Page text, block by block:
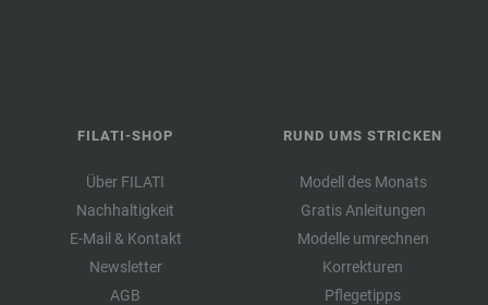
FILATI-SHOP
Über FILATI
Nachhaltigkeit
E-Mail & Kontakt
Newsletter
AGB
RUND UMS STRICKEN
Modell des Monats
Gratis Anleitungen
Modelle umrechnen
Korrekturen
Pflegetipps